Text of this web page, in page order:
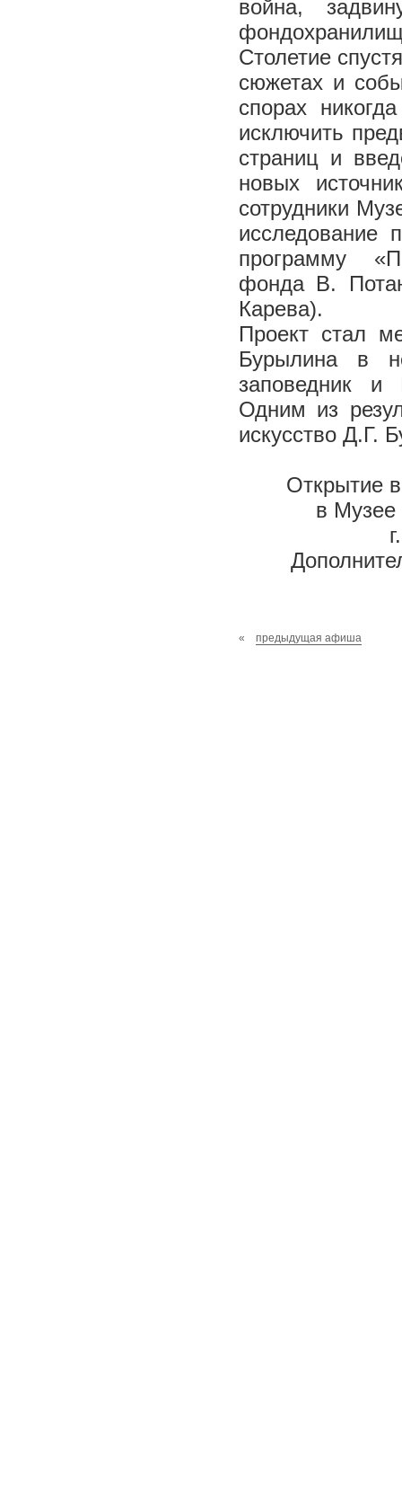
война,
Столетие
сюжетах и
спорах
исключить
страниц и
новых
сотрудники
исследование
программу
фонда В.
Карева).
Проект стал
Бурылина в
заповедник и
Одним из
искусство Д.Г.
Открытие
в Музее
« предыдущая афиша